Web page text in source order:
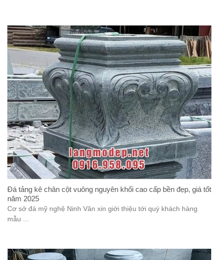
Đá tảng kê chân cột vuông nguyên khối cao cấp bền đẹp, giá tốt
năm 2025
Cơ sở đá mỹ nghệ Ninh Vân xin giới thiệu tới quý khách hàng
mẫu ...